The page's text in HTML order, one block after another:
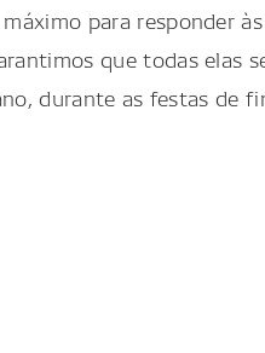
para responder
que todas elas
durante as festas de